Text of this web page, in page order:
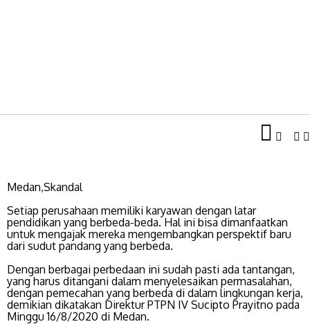
Medan,Skandal
Setiap perusahaan memiliki karyawan dengan latar
pendidikan yang berbeda-beda. Hal ini bisa dimanfaatkan
untuk mengajak mereka mengembangkan perspektif baru
dari sudut pandang yang berbeda.
Dengan berbagai perbedaan ini sudah pasti ada tantangan,
yang harus ditangani dalam menyelesaikan permasalahan,
dengan pemecahan yang berbeda di dalam lingkungan kerja,
demikian dikatakan Direktur PTPN IV Sucipto Prayitno pada
Minggu 16/8/2020 di Medan.